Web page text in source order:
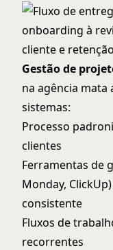
Gestão de
na agência mata
sistemas:
Processo
clientes
Ferramentas de
Monday,
consistente
Fluxos de
recorrentes